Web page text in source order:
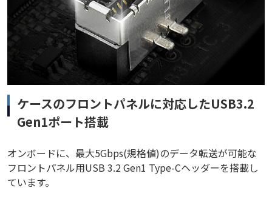
ケースのフロントパネルに対応したUSB3.2
Gen1ポート搭載
オンボードに、最大5Gbps(規格値)のデータ転送が可能な
フロントパネル用USB 3.2 Gen1 Type-Cヘッダーを搭載し
ています。